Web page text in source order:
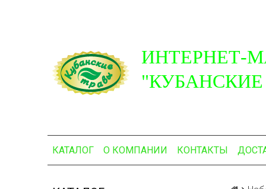
ИНТЕРНЕТ-
КАТАЛОГ О КОМПАНИИ КОНТАКТЫ